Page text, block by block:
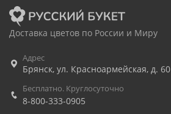
Доставка цветов по России и Миру
Адрес
Брянск, ул. Красноармейская, д. 60
Бесплатно. Круглосуточно
8-800-333-0905